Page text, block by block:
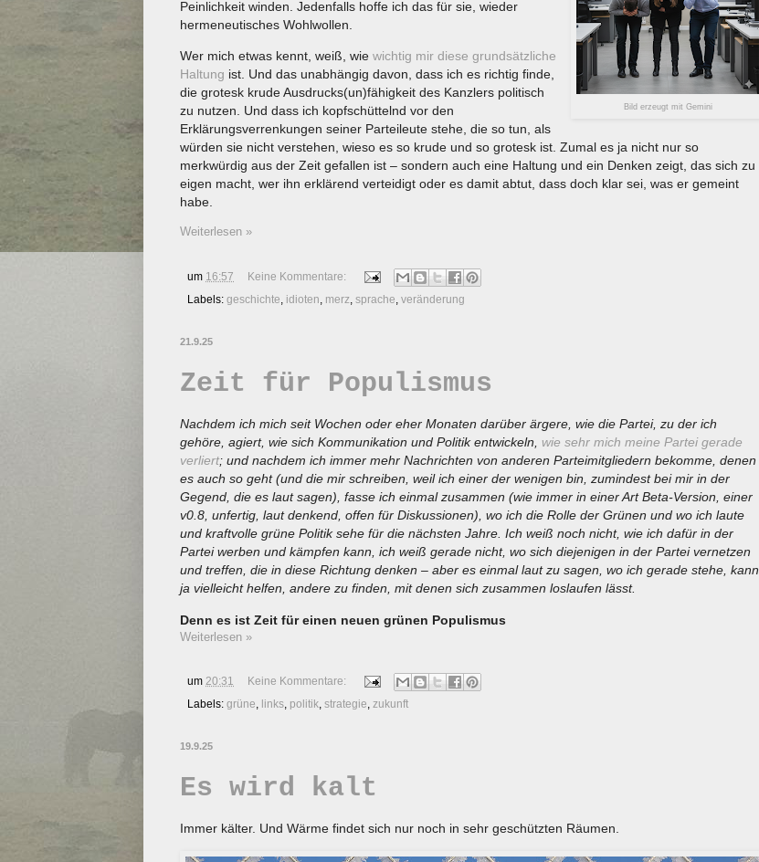
Bild erzeugt mit Gemini
Peinlichkeit winden. Jedenfalls hoffe ich das für sie, wieder
hermeneutisches Wohlwollen.
Wer mich etwas kennt, weiß, wie wichtig mir diese grundsätzliche
Haltung ist. Und das unabhängig davon, dass ich es richtig finde,
die grotesk krude Ausdrucks(un)fähigkeit des Kanzlers politisch
zu nutzen. Und dass ich kopfschüttelnd vor den
Erklärungsverrenkungen seiner Parteileute stehe, die so tun, als
würden sie nicht verstehen, wieso es so krude und so grotesk ist. Zumal es ja nicht nur so
merkwürdig aus der Zeit gefallen ist – sondern auch eine Haltung und ein Denken zeigt, das sich zu
eigen macht, wer ihn erklärend verteidigt oder es damit abtut, dass doch klar sei, was er gemeint
habe.
Weiterlesen »
um 16:57
Keine Kommentare:
Labels: geschichte idioten merz sprache veränderung
21.9.25
Zeit für Populismus
Nachdem ich mich seit Wochen oder eher Monaten darüber ärgere, wie die Partei, zu der ich
gehöre, agiert, wie sich Kommunikation und Politik entwickeln, wie sehr mich meine Partei gerade
verliert; und nachdem ich immer mehr Nachrichten von anderen Parteimitgliedern bekomme, denen
es auch so geht (und die mir schreiben, weil ich einer der wenigen bin, zumindest bei mir in der
Gegend, die es laut sagen), fasse ich einmal zusammen (wie immer in einer Art Beta-Version, einer
v0.8, unfertig, laut denkend, offen für Diskussionen), wo ich die Rolle der Grünen und wo ich laute
und kraftvolle grüne Politik sehe für die nächsten Jahre. Ich weiß noch nicht, wie ich dafür in der
Partei werben und kämpfen kann, ich weiß gerade nicht, wo sich diejenigen in der Partei vernetzen
und treffen, die in diese Richtung denken – aber es einmal laut zu sagen, wo ich gerade stehe, kann
ja vielleicht helfen, andere zu finden, mit denen sich zusammen loslaufen lässt.
Denn es ist Zeit für einen neuen grünen Populismus
Weiterlesen »
um 20:31
Keine Kommentare:
Labels: grüne links politik strategie zukunft
19.9.25
Es wird kalt
Immer kälter. Und Wärme findet sich nur noch in sehr geschützten Räumen.